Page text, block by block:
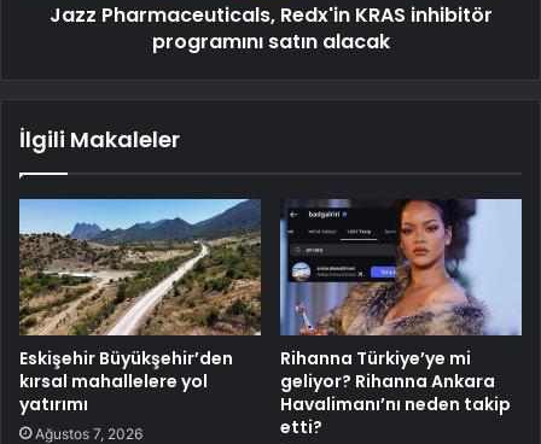
Jazz Pharmaceuticals, Redx'in KRAS inhibitör
programını satın alacak
İlgili Makaleler
Eskişehir Büyükşehir’den
kırsal mahallelere yol
yatırımı
Ağustos 7, 2026
Rihanna Türkiye’ye mi
geliyor? Rihanna Ankara
Havalimanı’nı neden takip
etti?